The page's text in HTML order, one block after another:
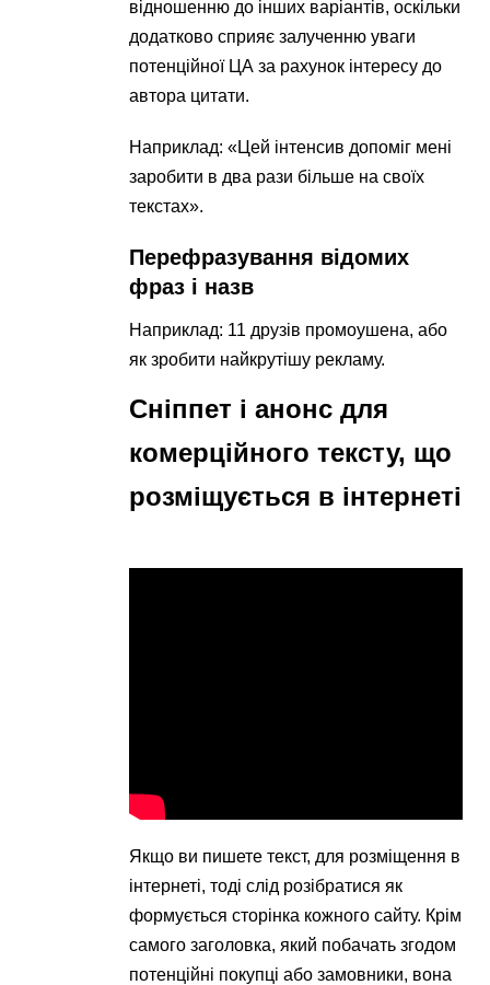
відношенню до інших варіантів, оскільки
додатково сприяє залученню уваги
потенційної ЦА за рахунок інтересу до
автора цитати.
Наприклад: «Цей інтенсив допоміг мені
заробити в два рази більше на своїх
текстах».
Перефразування відомих
фраз і назв
Наприклад: 11 друзів промоушена, або
як зробити найкрутішу рекламу.
Сніппет і анонс для
комерційного тексту, що
розміщується в інтернеті
Якщо ви пишете текст, для розміщення в
інтернеті, тоді слід розібратися як
формується сторінка кожного сайту. Крім
самого заголовка, який побачать згодом
потенційні покупці або замовники, вона